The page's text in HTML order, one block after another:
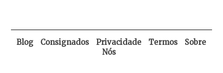
Blog Consignados Privacidade Termos
Sobre
Nós